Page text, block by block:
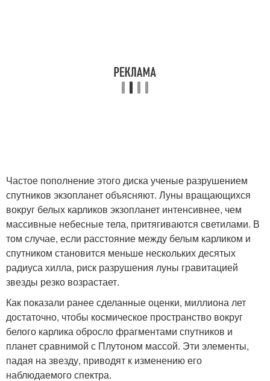
Частое пополнение этого диска ученые разрушением
спутников экзопланет объясняют. Луны вращающихся
вокруг белых карликов экзопланет интенсивнее, чем
массивные небесные тела, притягиваются светилами. В
том случае, если расстояние между белым карликом и
спутником становится меньше нескольких десятых
радиуса хилла, риск разрушения луны гравитацией
звезды резко возрастает.
Как показали ранее сделанные оценки, миллиона лет
достаточно, чтобы космическое пространство вокруг
белого карлика обросло фрагментами спутников и
планет сравнимой с Плутоном массой. Эти элементы,
падая на звезду, приводят к изменению его
наблюдаемого спектра.